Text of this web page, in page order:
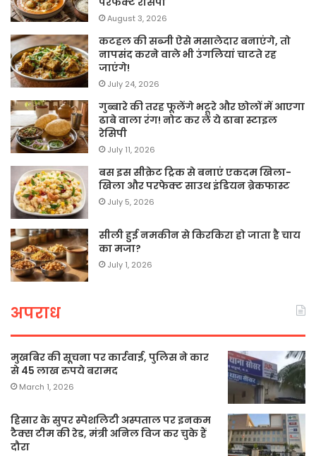
August 3, 2026
कटहल की सब्जी ऐसे मसालेदार बनाएंगे, तो
नापसंद करने वाले भी उंगलियां चाटते रह
जाएंगे!
July 24, 2026
गुब्बारे की तरह फूलेंगे भटूरे और छोलों में आएगा
ढाबे वाला रंग! नोट कर लें ये ढाबा स्टाइल
रेसिपी
July 11, 2026
बस इस सीक्रेट ट्रिक से बनाएं एकदम खिला-
खिला और परफेक्ट साउथ इंडियन ब्रेकफास्ट
July 5, 2026
सीली हुई नमकीन से किरकिरा हो जाता है चाय
का मजा?
July 1, 2026
अपराध
मुखबिर की सूचना पर कार्रवाई, पुलिस ने कार
से 45 लाख रुपये बरामद
March 1, 2026
हिसार के सुपर स्पेशलिटी अस्पताल पर इनकम
टैक्स टीम की रेड, मंत्री अनिल विज कर चुके हैं
दौरा